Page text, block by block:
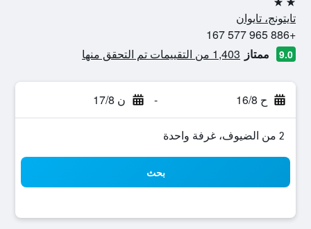
2 نجمتين
تايتونج، تايوان
+886 965 577 167
9.0 ممتاز 1,403 من التقييمات تم التحقق منها
ح 16/8 - ن 17/8
2 من الضيوف، غرفة واحدة
بحث